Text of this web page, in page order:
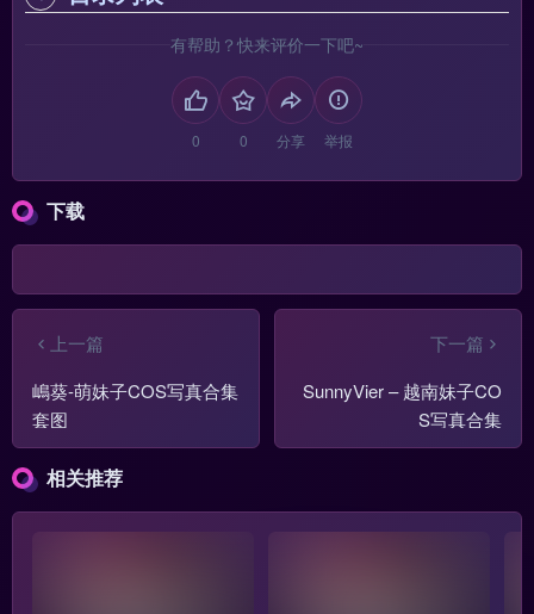
有帮助？快来评价一下吧~
分享 举报
下载
上一篇
嶋葵-萌妹子COS写真合集
套图
下一篇
SunnyVier – 越南妹子CO
S写真合集
相关推荐